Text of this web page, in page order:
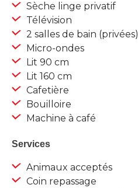
Sèche linge privatif
Télévision
2 salles de bain (privées)
Micro-ondes
Lit 90 cm
Lit 160 cm
Cafetière
Bouilloire
Machine à café
Services
Animaux acceptés
Coin repassage